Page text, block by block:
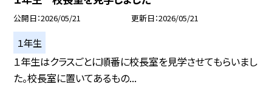
公開日 2026/05/21 更新日 2026/05/21
１年生
１年生はクラスごとに順番に校長室を見学させてもらいまし
た。校長室に置いてあるもの...